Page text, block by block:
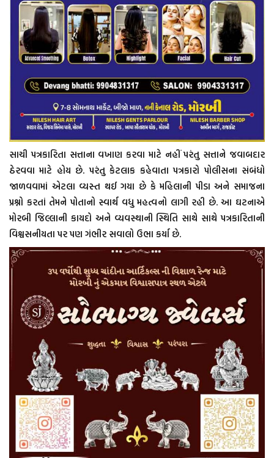
સાચી પત્રકારિતા સત્તાના વખાણ કરવા માટે નહીં પરંતુ સત્તાને જવાબદાર
ઠેરવવા માટે હોય છે. પરંતુ કેટલાક કહેવાતા પત્રકારો પોલીસના સંબંધો
જાળવવામાં એટલા વ્યસ્ત થઈ ગયા છે કે મહિલાની પીડા અને સમાજના
પ્રશ્નો કરતાં તેમને પોતાનો સ્વાર્થ વધુ મહત્વનો લાગી રહી છે. આ ઘટનાએ
મોરબી જિલ્લાની કાયદો અને વ્યવસ્થાની સ્થિતિ સાથે સાથે પત્રકારિતાની
વિશ્વસનીયતા પર પણ ગંભીર સવાલો ઉભા કર્યા છે.